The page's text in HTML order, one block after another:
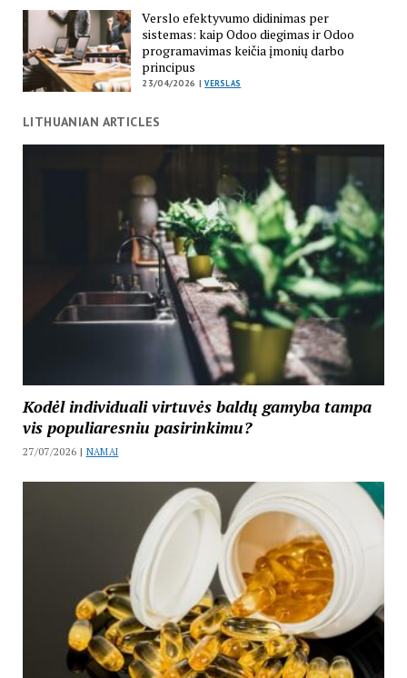
Verslo efektyvumo didinimas per
sistemas: kaip Odoo diegimas ir Odoo
programavimas keičia įmonių darbo
principus
23/04/2026 |VERSLAS
LITHUANIAN ARTICLES
Kodėl individuali virtuvės baldų gamyba tampa
vis populiaresniu pasirinkimu?
27/07/2026 | NAMAI